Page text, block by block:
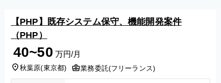
【PHP】既存システム保守、機能開発案件
（PHP）
40~50 万円/月
秋葉原(東京都) 業務委託(フリーランス)